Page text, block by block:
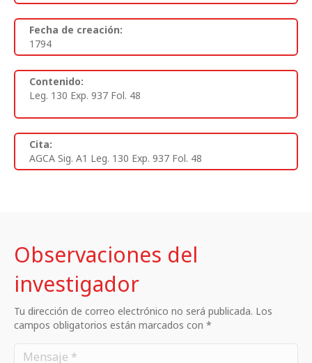
Fecha de creación:
1794
Contenido:
Leg. 130 Exp. 937 Fol. 48
Cita:
AGCA Sig. A1 Leg. 130 Exp. 937 Fol. 48
Observaciones del
investigador
Tu dirección de correo electrónico no será publicada. Los
campos obligatorios están marcados con *